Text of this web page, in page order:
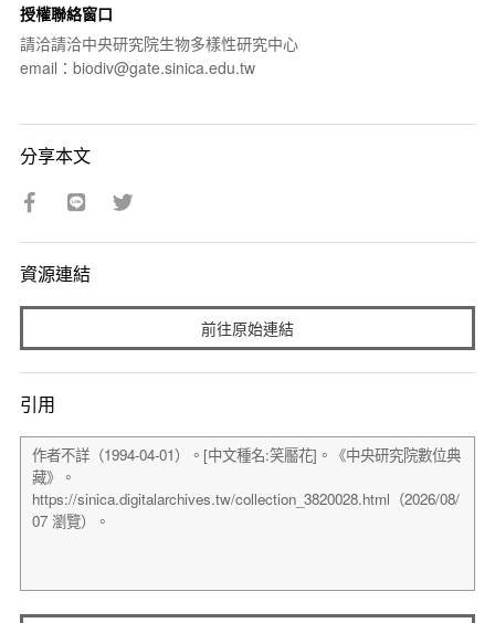
授權聯絡窗口
請洽請洽中央研究院生物多樣性研究中心
email：biodiv@gate.sinica.edu.tw
分享本文
資源連結
前往原始連結
引用